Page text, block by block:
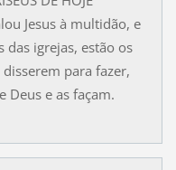
Jesus à multidão, e
das igrejas, estão os
para fazer,
Deus e as façam.